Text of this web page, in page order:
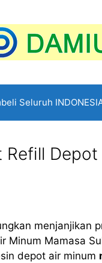
Seluruh
menjanjikan
Minum Mamasa
depot air minum